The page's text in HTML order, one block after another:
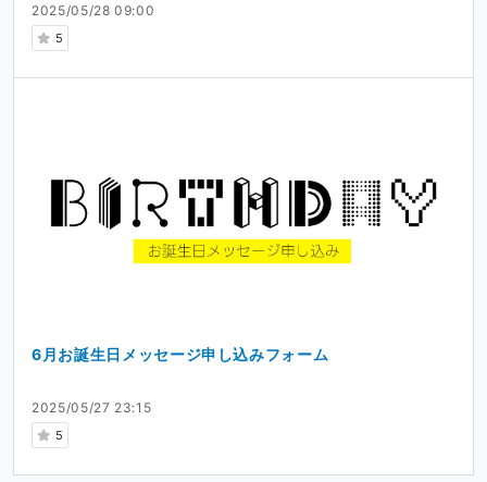
2025/05/28 09:00
5
2025/05/27 23:15
5
6月お誕生日メッセージ申し込みフォーム